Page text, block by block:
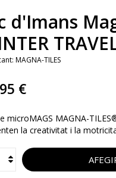
d'Imans
MAGNA-TILES
€
microMAGS MAGNA-
la creativitat i la